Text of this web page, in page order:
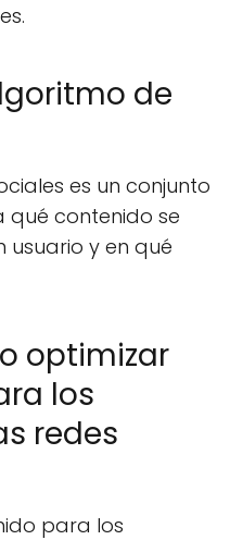
de
es un conjunto
qué contenido se
usuario y en qué
optimizar
los
redes
para los